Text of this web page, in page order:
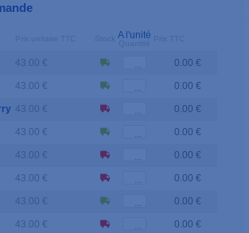
A l'unité
43.00 € 0.00 €
43.00 € 0.00 €
43.00 € 0.00 €
43.00 € 0.00 €
43.00 € 0.00 €
43.00 € 0.00 €
43.00 € 0.00 €
43.00 € 0.00 €